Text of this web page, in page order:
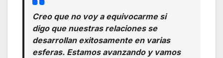
Creo que no voy a equivocarme si
digo que nuestras relaciones se
desarrollan exitosamente en varias
esferas. Estamos avanzando y vamos